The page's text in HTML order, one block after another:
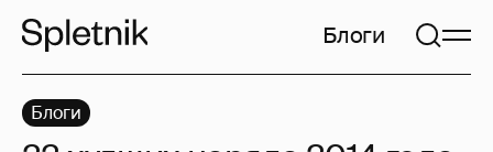
Блоги
Блоги